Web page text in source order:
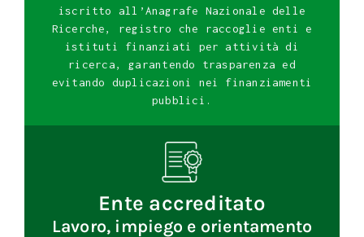
iscritto all’Anagrafe Nazionale delle
Ricerche, registro che raccoglie enti e
istituti finanziati per attività di
ricerca, garantendo trasparenza ed
evitando duplicazioni nei finanziamenti
pubblici.
Ente accreditato
Lavoro, impiego e orientamento